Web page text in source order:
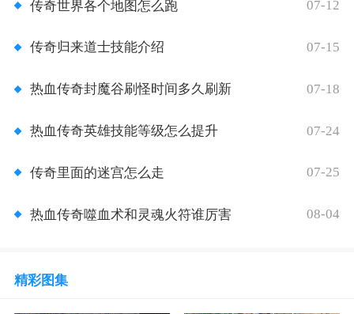
传奇世界各个地图怎么跑 07-12
传奇归来道士技能介绍 07-15
热血传奇封魔谷刷怪时间多久刷新 07-18
热血传奇英雄技能等级怎么提升 07-24
传奇里面的迷宫怎么走 07-25
热血传奇噬血术和灵魂火符谁厉害 08-04
精彩图集